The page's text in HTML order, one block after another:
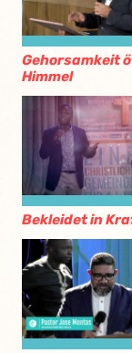
Gehorsamkeit
Himmel
Bekleidet in